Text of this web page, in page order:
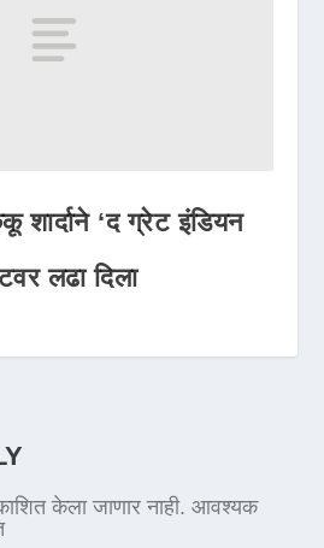
शार्दाने ‘द ग्रेट इंडियन
लढा दिला
केला जाणार नाही. आवश्यक